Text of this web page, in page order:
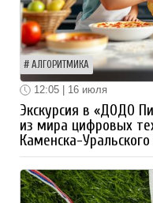
АЛГОРИТМИКА
12:05 | 16 июля
Экскурсия в «ДОДО
из мира цифровых
Каменска-